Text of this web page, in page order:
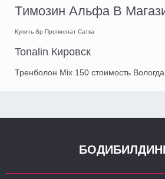
Tимозин Альфа В
Купить Sp Пропионат Сатка
Tonalin Кировск
Тренболон Mix 150 стоимость Вологда